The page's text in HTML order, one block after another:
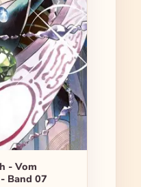
- Vom
Band 07